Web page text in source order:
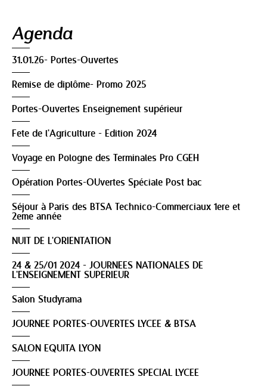
Agenda
31.01.26- Portes-Ouvertes
Remise de diplôme- Promo 2025
Portes-Ouvertes Enseignement supérieur
Fete de l'Agriculture - Edition 2024
Voyage en Pologne des Terminales Pro CGEH
Opération Portes-OUvertes Spéciale Post bac
Séjour à Paris des BTSA Technico-Commerciaux 1ere et
2eme année
NUIT DE L'ORIENTATION
24 & 25/01 2024 - JOURNEES NATIONALES DE
L'ENSEIGNEMENT SUPERIEUR
Salon Studyrama
JOURNEE PORTES-OUVERTES LYCEE & BTSA
SALON EQUITA LYON
JOURNEE PORTES-OUVERTES SPECIAL LYCEE